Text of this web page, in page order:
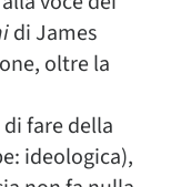
di James
oltre la
fare della
ideologica),